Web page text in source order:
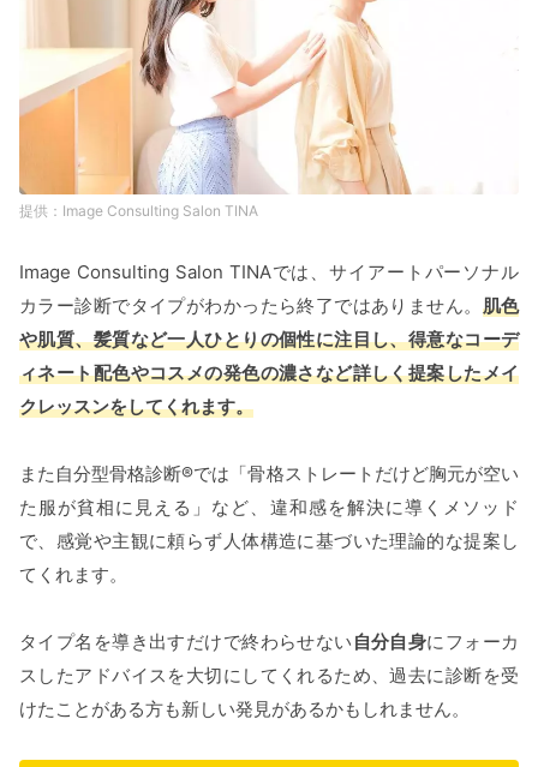
Image Consulting Salon TINA
Image Consulting Salon TINAでは、サイアートパーソナル
カラー診断でタイプがわかったら終了ではありません。 肌色
や肌質、髪質など一人ひとりの個性に注目し、得意なコーデ
ィネート配⾊やコスメの発⾊の濃さなど詳しく提案したメイ
クレッスンをしてくれます。
また自分型骨格診断®︎では「⾻格ストレートだけど胸元が空い
た服が貧相に⾒える」など、違和感を解決に導くメソッド
で、感覚や主観に頼らず⼈体構造に基づいた理論的な提案し
てくれます。
タイプ名を導き出すだけで終わらせない ⾃分⾃⾝にフォーカ
スしたアドバイスを大切にしてくれるため、過去に診断を受
けたことがある方も新しい発見があるかもしれません。